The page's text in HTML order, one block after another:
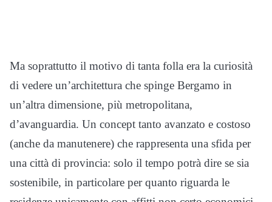
Ma soprattutto il motivo di tanta folla era la curiosità
di vedere un’architettura che spinge Bergamo in
un’altra dimensione, più metropolitana,
d’avanguardia. Un concept tanto avanzato e costoso
(anche da manutenere) che rappresenta una sfida per
una città di provincia: solo il tempo potrà dire se sia
sostenibile, in particolare per quanto riguarda le